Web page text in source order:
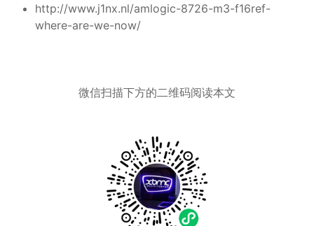
http://www.j1nx.nl/amlogic-8726-m3-f16ref-
where-are-we-now/
微信扫描下方的二维码阅读本文